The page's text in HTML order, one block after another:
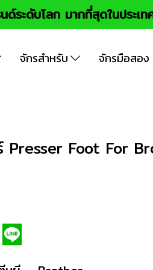
ระดับโลก มากที่สุดในประเท
จักรสำหรับ จักรมือสอง
Presser Foot For